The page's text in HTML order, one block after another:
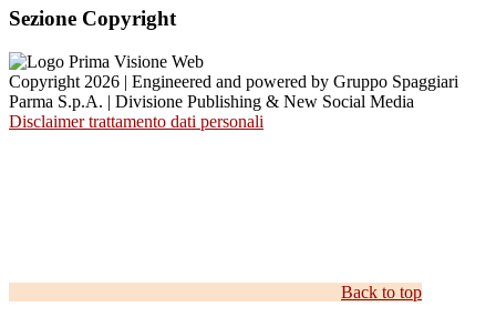
Sezione Copyright
Copyright 2026 | Engineered and powered by Gruppo Spaggiari
Parma S.p.A. | Divisione Publishing & New Social Media
Disclaimer trattamento dati personali
Back to top